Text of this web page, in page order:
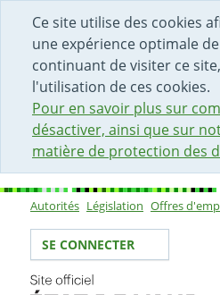
Ce site utilise des cookies
une expérience optimale
continuant de visiter ce
l'utilisation de ces cookies.
Pour en savoir plus sur
désactiver, ainsi que sur
matière de protection des
DÉBUT DU CONTENU DE LA
ACCÈS AU CHAMP DE
PAGE D'ACCUEIL
FORMULAIRE DE CONTACT
Sous-navigation
Autorités Législation Offres
Votre identité
SE CONNECTER